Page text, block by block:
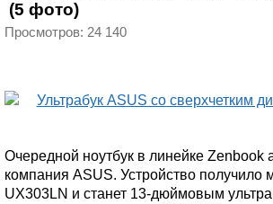
(5 фото)
Просмотров: 24 140
Очередной ноутбук в линейке Zenbook
компания ASUS. Устройство получило
UX303LN и станет 13-дюймовым